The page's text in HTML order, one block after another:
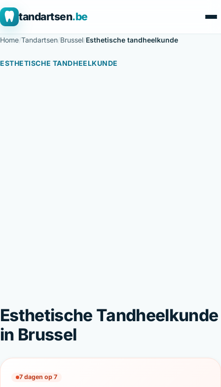
tandartsen.be
Home/Tandartsen/Brussel/Esthetische tandheelkunde
ESTHETISCHE TANDHEELKUNDE
Esthetische Tandheelkunde
in Brussel
7 dagen op 7